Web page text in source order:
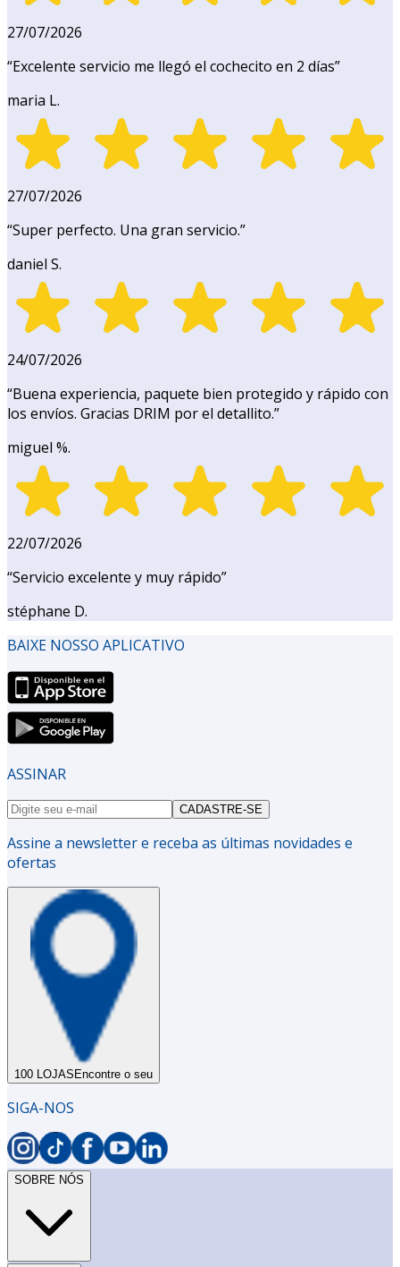
27/07/2026
“Excelente servicio me llegó el cochecito en 2 días”
maria L.
27/07/2026
“Super perfecto. Una gran servicio.”
daniel S.
24/07/2026
“Buena experiencia, paquete bien protegido y rápido con
los envíos. Gracias DRIM por el detallito.”
miguel %.
22/07/2026
“Servicio excelente y muy rápido”
stéphane D.
BAIXE NOSSO APLICATIVO
ASSINAR
CADASTRE-SE
Assine a newsletter e receba as últimas novidades e
ofertas
100 LOJAS Encontre o seu
SIGA-NOS
SOBRE NÓS